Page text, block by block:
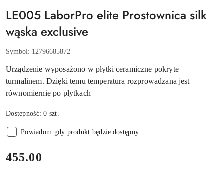
LE005 LaborPro elite Prostownica silk
wąska exclusive
Symbol: 12796685872
Urządzenie wyposażono w płytki ceramiczne pokryte
turmalinem. Dzięki temu temperatura rozprowadzana jest
równomiernie po płytkach
Dostępność:0 szt.
Powiadom gdy produkt będzie dostępny
cena:
455.00